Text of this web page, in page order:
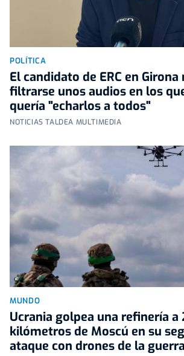
POLÍTICA
El candidato de ERC en
filtrarse unos audios en los
quería "echarlos a todos"
NOTICIAS TALDEA MULTIMEDIA
MUNDO
Ucrania golpea una refinería a
kilómetros de Moscú en su
ataque con drones de la guerra